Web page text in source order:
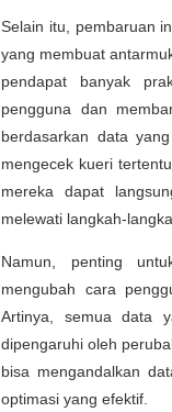
Selain itu, pembaruan
yang membuat
pendapat banyak
pengguna dan
berdasarkan data
mengecek kueri
mereka dapat
melewati langkah-
Namun, penting
mengubah cara
Artinya, semua data
dipengaruhi oleh
bisa mengandalkan
optimasi yang efektif.